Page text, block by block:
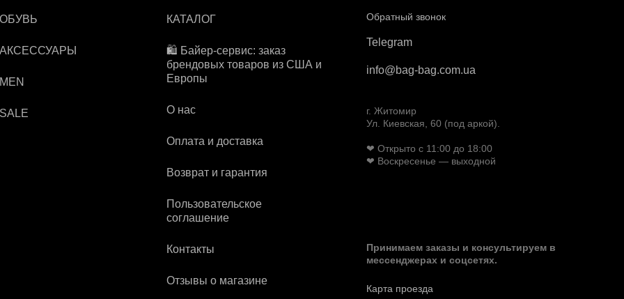
КАТАЛОГ
🛍️ Байер-сервис: заказ
брендовых товаров из США и
Европы
О нас
Оплата и доставка
Возврат и гарантия
Пользовательское
соглашение
Контакты
Отзывы о магазине
Обратный звонок
Telegram
info@bag-bag.com.ua
г. Житомир
Ул. Киевская, 60 (под аркой).
❤ Открыто с 11:00 до 18:00
❤ Воскресенье — выходной
Принимаем заказы и консультируем в
мессенджерах и соцсетях.
Карта проезда